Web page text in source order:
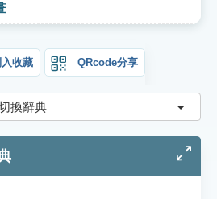
收藏 QRcode分享
換辭典 切換